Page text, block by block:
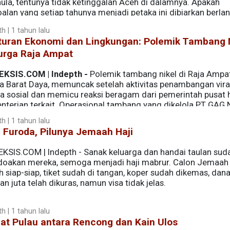
tentunya tidak ketinggalan Aceh di dalamnya. Apakah
yang setiap tahunya menjadi petaka ini dibiarkan
amukan alam karena ulah manusia?
| 1 tahun lalu
Ekonomi dan Lingkungan: Polemik Tambang
Raja Ampat
| Indepth - Polemik tambang nikel di Raja
Barat Daya, memuncak setelah aktivitas penambangan
sosial dan memicu reaksi beragam dari pemerintah pusat
terkait. Operasional tambang yang dikelola PT GAG
sementara oleh Kementerian Energi dan Sumber Daya
komitmen pemerintah untuk melindungi kawasan
UNESCO sebagai global geopark. Berikut uraian mendalam
sementara tambang nikel di Raja Ampat.
| 1 tahun lalu
Furoda, Pilunya Jemaah Haji
| Indepth - Sanak keluarga dan handai taulan
mereka, semoga menjadi haji mabrur. Calon
siap-siap, tiket sudah di tangan, koper sudah dikemas,
juta telah dikuras, namun visa tidak jelas.
| 1 tahun lalu
Pulau antara Rencong dan Kain Ulos